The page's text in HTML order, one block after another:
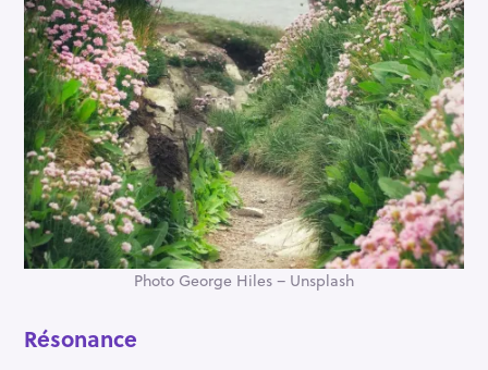
Photo George Hiles – Unsplash
Résonance